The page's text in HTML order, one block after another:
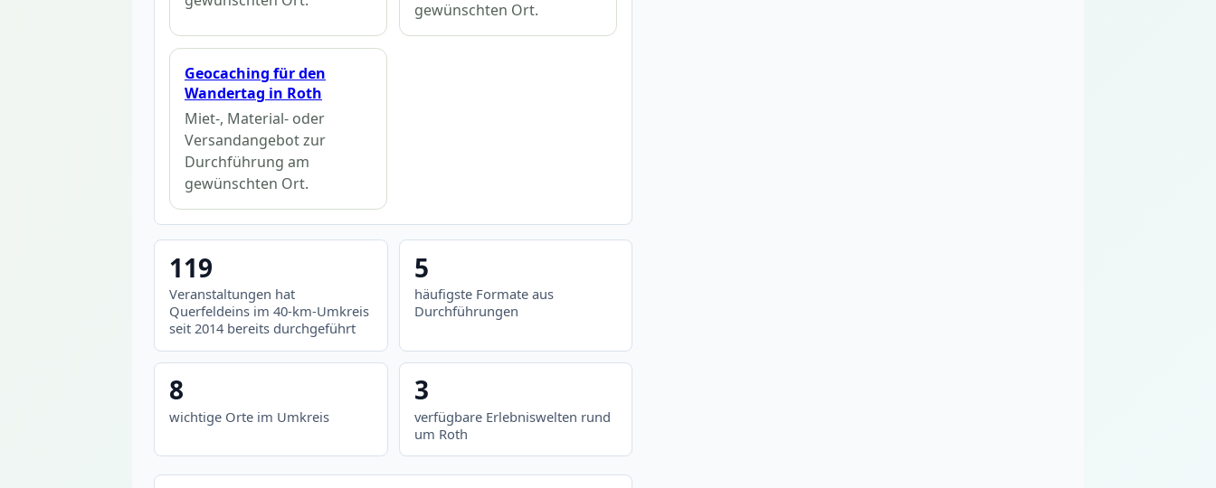
gewünschten Ort.
Geocaching für den
Wandertag in Roth
Miet-, Material- oder
Versandangebot zur
Durchführung am
gewünschten Ort.
119
Veranstaltungen hat
Querfeldeins im 40-km-Umkreis
seit 2014 bereits durchgeführt
5
häufigste Formate aus
Durchführungen
8
wichtige Orte im Umkreis
3
verfügbare Erlebniswelten rund
um Roth